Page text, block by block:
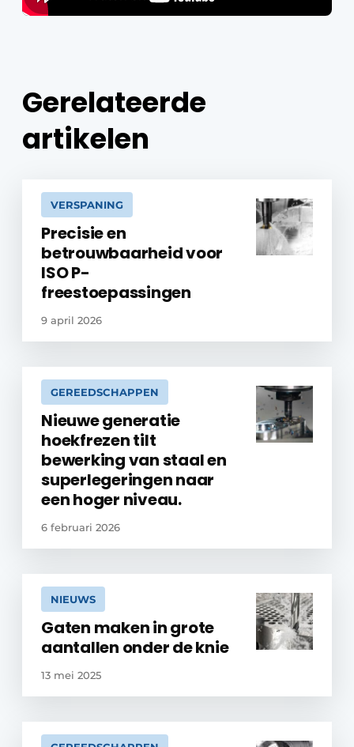
Gerelateerde
artikelen
VERSPANING
Precisie en
betrouwbaarheid voor
ISO P-
freestoepassingen
9 april 2026
GEREEDSCHAPPEN
Nieuwe generatie
hoekfrezen tilt
bewerking van staal en
superlegeringen naar
een hoger niveau.
6 februari 2026
NIEUWS
Gaten maken in grote
aantallen onder de knie
13 mei 2025